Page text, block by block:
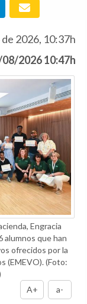
2026, 10:37h
2026 10:47h
Engracia
alumnos que han
ofrecidos por la
(EMEVO).(Foto:
A+
a-